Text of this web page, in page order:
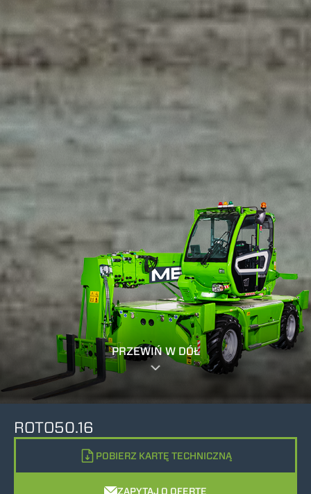
PRZEWIŃ W DÓŁ
ROTO50.16
POBIERZ KARTĘ TECHNICZNĄ
ZAPYTAJ O OFERTĘ